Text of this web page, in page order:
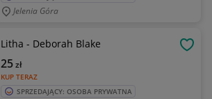
Jelenia Góra
Litha - Deborah Blake
KUP TERAZ
25zł
SPRZEDAJĄCY: OSOBA PRYWATNA